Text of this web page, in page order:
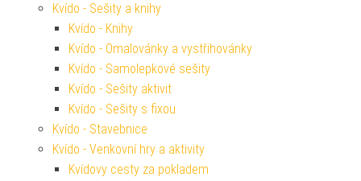
Kvído - Sešity a knihy
Kvído - Knihy
Kvído - Omalovánky a vystřihovánky
Kvído - Samolepkové sešity
Kvído - Sešity aktivit
Kvído - Sešity s fixou
Kvído - Stavebnice
Kvído - Venkovní hry a aktivity
Kvídovy cesty za pokladem